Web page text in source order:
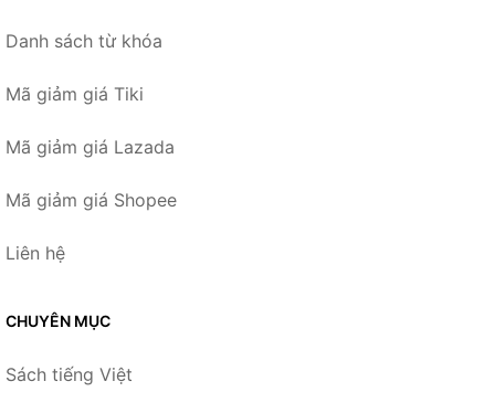
Danh sách từ khóa
Mã giảm giá Tiki
Mã giảm giá Lazada
Mã giảm giá Shopee
Liên hệ
CHUYÊN MỤC
Sách tiếng Việt